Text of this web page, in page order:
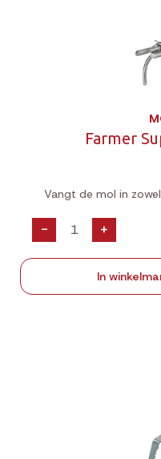
Farmer
Vangt de mol in
- +
In